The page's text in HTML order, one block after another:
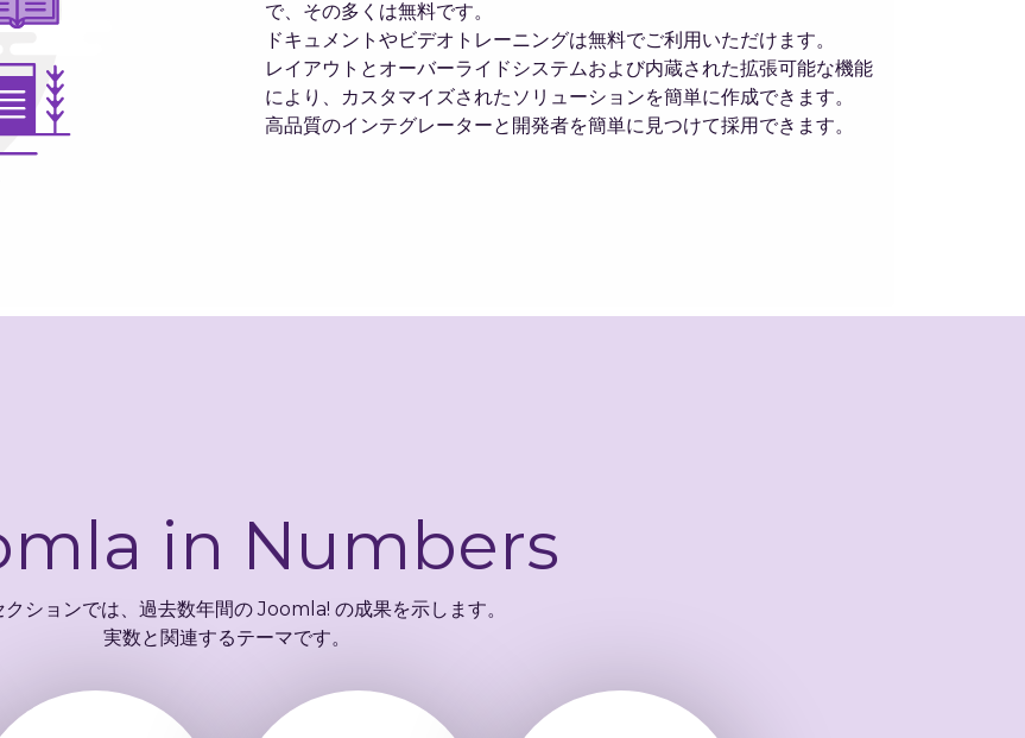
で、その多くは無料です。
ドキュメントやビデオトレーニングは無料でご利用いただけます。
レイアウトとオーバーライドシステムおよび内蔵された拡張可能な機能
により、カスタマイズされたソリューションを簡単に作成できます。
高品質のインテグレーターと開発者を簡単に見つけて採用できます。
in Numbers
クションでは、過去数年間の Joomla! の成果を示します。
実数と関連するテーマです。